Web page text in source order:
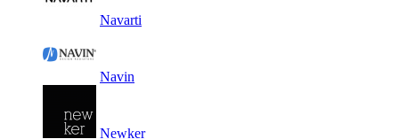
Navarti
Navin
Newker